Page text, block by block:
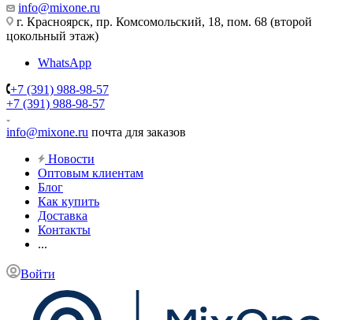
info@mixone.ru
г. Красноярск, пр. Комсомольский, 18, пом. 68 (второй
цокольный этаж)
WhatsApp
+7 (391) 988-98-57
+7 (391) 988-98-57
info@mixone.ru почта для заказов
Новости
Оптовым клиентам
Блог
Как купить
Доставка
Контакты
...
Войти